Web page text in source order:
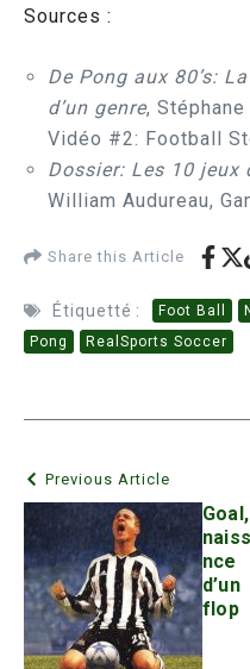
Sources :
De Pong aux 80’s:
d’un genre,
Vidéo #2: Football
Dossier: Les 10
William Audureau,
Share this Article
Étiquetté : Foot Ball
Pong
RealSports Soccer
Previous Article
Goal,
nce
d’un
flop